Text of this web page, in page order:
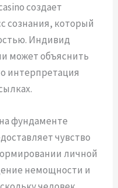
создает
сознания, который
Индивид
может объяснить
интерпретация
фундаменте
чувство
личной
немощности и